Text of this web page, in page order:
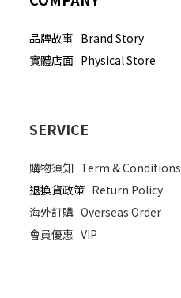
品牌故事 Brand Story
實體店面 Physical Store
SERVICE
購物須知 Term & Conditions
退換貨政策 Return Policy
海外訂購 Overseas Order
會員優惠 VIP